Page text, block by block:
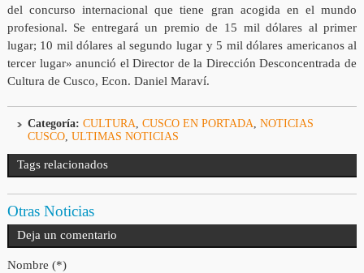
del concurso internacional que tiene gran acogida en el mundo
profesional. Se entregará un premio de 15 mil dólares al primer
lugar; 10 mil dólares al segundo lugar y 5 mil dólares americanos al
tercer lugar» anunció el Director de la Dirección Desconcentrada de
Cultura de Cusco, Econ. Daniel Maraví.
Categoría: CULTURA, CUSCO EN PORTADA, NOTICIAS
CUSCO, ULTIMAS NOTICIAS
Tags relacionados
Otras Noticias
Deja un comentario
Nombre (*)